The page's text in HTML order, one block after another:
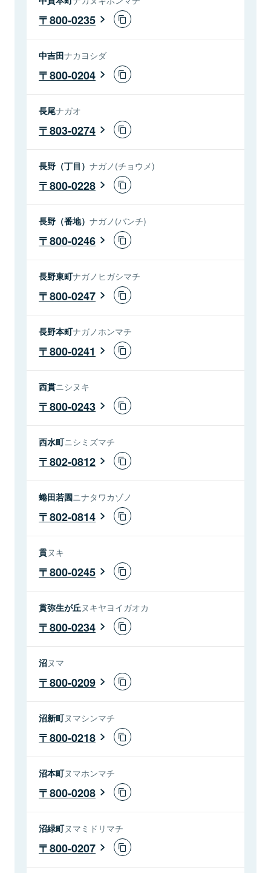
800-0235
中吉田ナカヨシダ
800-0204
長尾ナガオ
803-0274
長野（丁目） ナガノ(チョウメ)
800-0228
長野（番地） ナガノ(バンチ)
800-0246
長野東町ナガノヒガシマチ
800-0247
長野本町ナガノホンマチ
800-0241
西貫ニシヌキ
800-0243
西水町ニシミズマチ
802-0812
蜷田若園ニナタワカゾノ
802-0814
貫ヌキ
800-0245
貫弥生が丘 ヌキヤヨイガオカ
800-0234
沼ヌマ
800-0209
沼新町ヌマシンマチ
800-0218
沼本町ヌマホンマチ
800-0208
沼緑町ヌマミドリマチ
800-0207